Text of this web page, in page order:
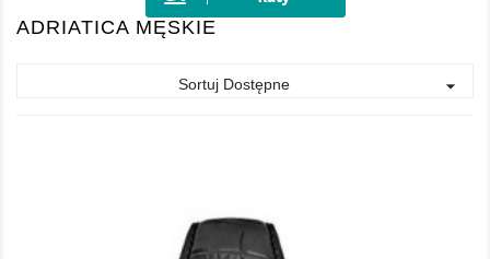
ADRIATICA MĘSKIE
Sortuj Dostępne 